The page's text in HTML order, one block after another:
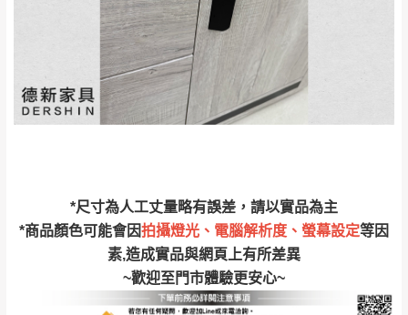
*尺寸為人工丈量略有誤差，請以實品為主
*商品顏色可能會因拍攝燈光、電腦解析度、螢幕設定等因
素,造成實品與網頁上有所差異
~歡迎至門市體驗更安心~
其它注意事項
本司貨車運送如因路況不佳、天候惡劣、過於偏遠之
山區內等，或收貨地點搬運過於困難等因素，導致無
法順利配送，本公司除了盡最大努力完成配送外，視
狀況保有出貨的權利。
電腦螢幕的設定色差或解析度等因素， 與實
際商品的顏色、質感稍有不同，如因此而需
退換貨， 需自付來回運費及人資成本
訂購前詳加確認。(包含商品尺寸是否合適)。
訂購前請確認商品尺寸，大型物件因為人工
丈量，難免會有些許誤差值(約正負0.5CM)
內通知客服人員(Line@ ID：@dershin)，並
須保持商品全新狀態與完整包裝。鑑賞期間
若發生非本司因素致使之汙損破壞，恕無法
辦理退換貨。
台北市、新北市地區固定每周(三)、(日)兩天